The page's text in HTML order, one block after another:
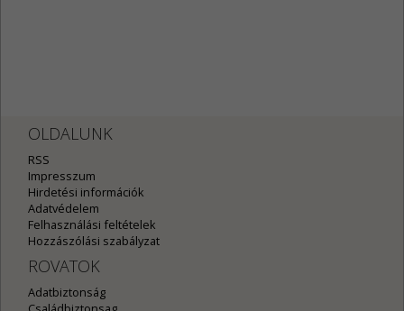
OLDALUNK
RSS
Impresszum
Hirdetési információk
Adatvédelem
Felhasználási feltételek
Hozzászólási szabályzat
ROVATOK
Adatbiztonság